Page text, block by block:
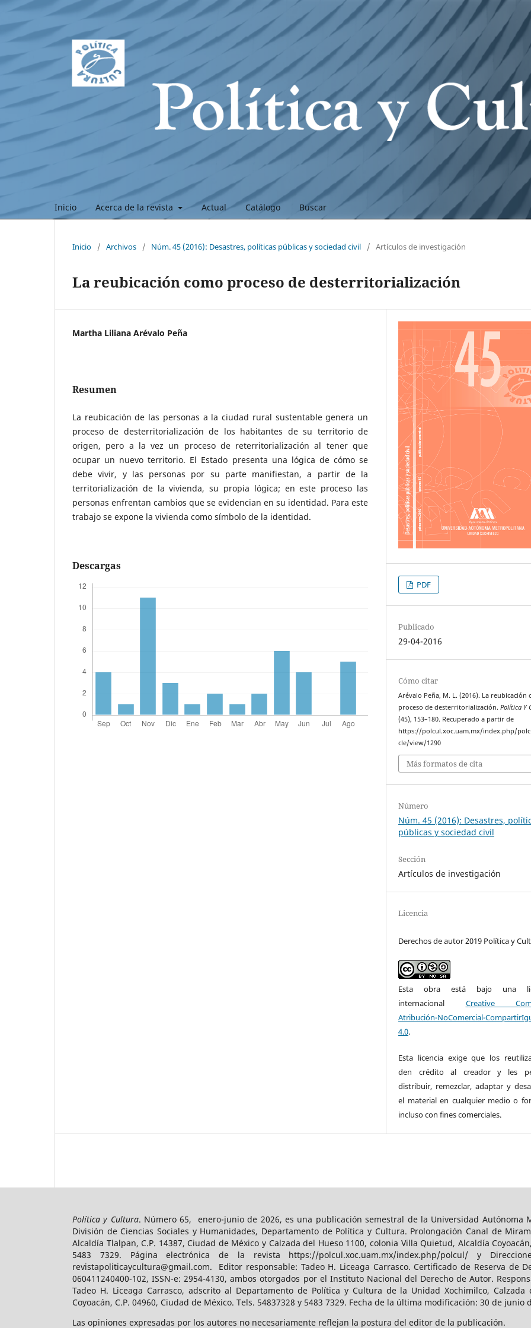
Inicio Acerca de la revista Actual Catálogo Buscar
Inicio / Archivos / Núm. 45 (2016): Desastres, políticas públicas y sociedad civil / Artículos de investigación
La reubicación como proceso de desterritorialización
Martha Liliana Arévalo Peña
Resumen
La reubicación de las personas a la ciudad rural sustentable genera un
proceso de desterritorialización de los habitantes de su territorio de
origen, pero a la vez un proceso de reterritorialización al tener que
ocupar un nuevo territorio. El Estado presenta una lógica de cómo se
debe vivir, y las personas por su parte manifiestan, a partir de la
territorialización de la vivienda, su propia lógica; en este proceso las
personas enfrentan cambios que se evidencian en su identidad. Para este
trabajo se expone la vivienda como símbolo de la identidad.
Descargas
PDF
Publicado
29-04-2016
Cómo citar
Arévalo Peña, M. L. (2016). La reubicación
proceso de desterritorialización.Política Y
(45), 153–180. Recuperado a partir de
https://polcul.xoc.uam.mx/index.php/
cle/view/1290
Más formatos de cita
Número
Núm. 45 (2016): Desastres,
públicas y sociedad civil
Sección
Artículos de investigación
Licencia
Derechos de autor 2019 Política y
Esta obra está bajo una
internacional Creative
Atribución-NoComercial-
4.0.
Esta licencia exige que los
den crédito al creador y les
distribuir, remezclar, adaptar y
el material en cualquier medio o
incluso con fines comerciales.
Política y Cultura. Número 65, enero-junio de 2026, es una publicación semestral de la Universidad Autónoma
División de Ciencias Sociales y Humanidades, Departamento de Política y Cultura. Prolongación Canal de
Alcaldía Tlalpan, C.P. 14387, Ciudad de México y Calzada del Hueso 1100, colonia Villa Quietud, Alcaldía
5483 7329. Página electrónica de la revista https://polcul.xoc.uam.mx/index.php/polcul/ y
revistapoliticaycultura@gmail.com. Editor responsable: Tadeo H. Liceaga Carrasco. Certificado de Reserva de
060411240400-102, ISSN-e: 2954-4130, ambos otorgados por el Instituto Nacional del Derecho de Autor.
Tadeo H. Liceaga Carrasco, adscrito al Departamento de Política y Cultura de la Unidad Xochimilco,
Coyoacán, C.P. 04960, Ciudad de México. Tels. 54837328 y 5483 7329. Fecha de la última modificación: 30 de junio
Las opiniones expresadas por los autores no necesariamente reflejan la postura del editor de la publicación.